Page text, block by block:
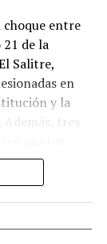
entre
de la
Salitre,
en
y la
tres
(sector La
de la
Ciudad Arce)
Salvador.